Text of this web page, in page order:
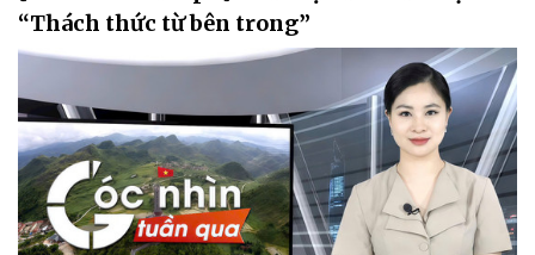
“Thách thức từ bên trong”